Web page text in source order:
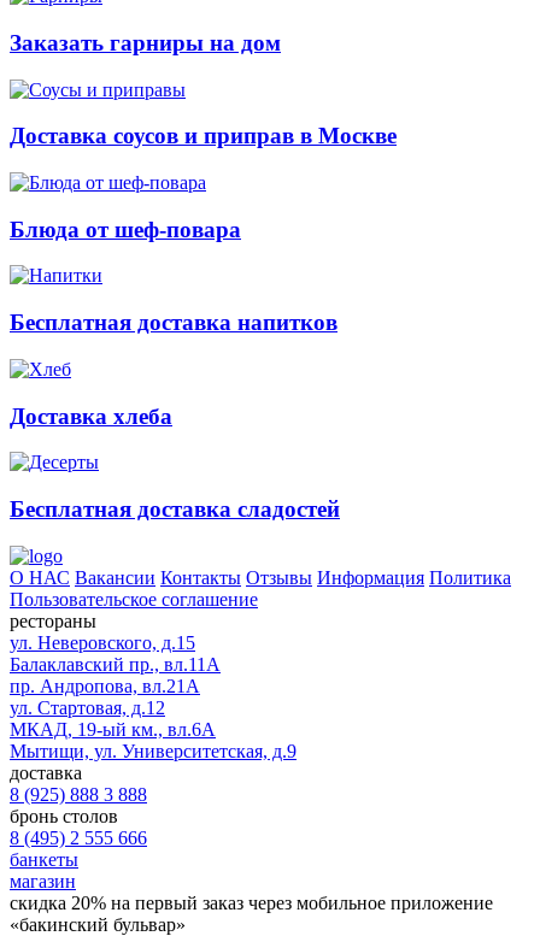
Заказать гарниры на дом
Доставка соусов и приправ в Москве
Блюда от шеф-повара
Бесплатная доставка напитков
Доставка хлеба
Бесплатная доставка сладостей
О НАС Вакансии Контакты Отзывы Информация Политика
Пользовательское соглашение
рестораны
ул. Неверовского, д.15
Балаклавский пр., вл.11А
пр. Андропова, вл.21А
ул. Стартовая, д.12
МКАД, 19-ый км., вл.6А
Мытищи, ул. Университетская, д.9
доставка
8 (925) 888 3 888
бронь столов
8 (495) 2 555 666
банкеты
магазин
скидка 20% на первый заказ через мобильное приложение
«бакинский бульвар»